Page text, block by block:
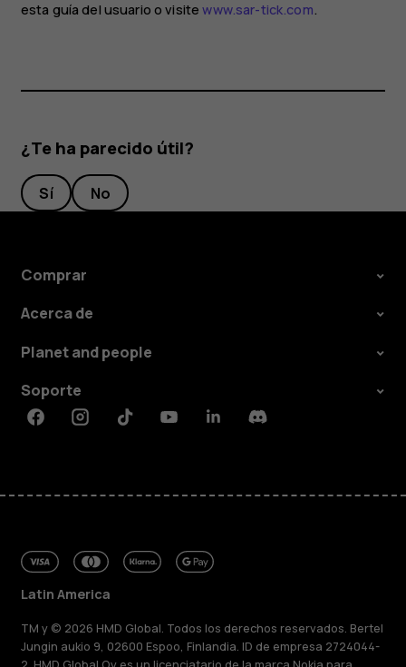
esta guía del usuario o visitewww.sar-tick.com.
¿Te ha parecido útil?
Sí No
Comprar
Acerca de
Planet and people
Soporte
FacebookInstagramTiktokYoutubeLinkedinDiscord
Latin America
TM y © 2026 HMD Global. Todos los derechos reservados. Bertel
Jungin aukio 9, 02600 Espoo, Finlandia. ID de empresa 2724044-